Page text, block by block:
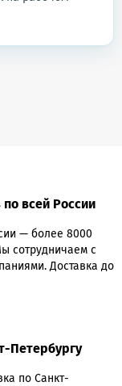
всей России
— более 8000
сотрудничаем с
Доставка до
Петербургу
по Санкт-